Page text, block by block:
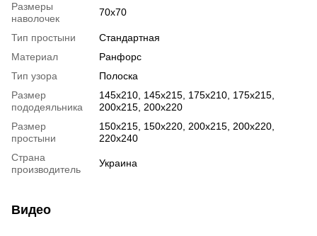
Размеры
наволочек
70х70
Тип простыни
Стандартная
Материал
Ранфорс
Тип узора
Полоска
Размер
пододеяльника
145х210, 145х215, 175х210, 175х215,
200х215, 200х220
Размер
простыни
150х215, 150х220, 200х215, 200х220,
220х240
Страна
производитель
Украина
Видео